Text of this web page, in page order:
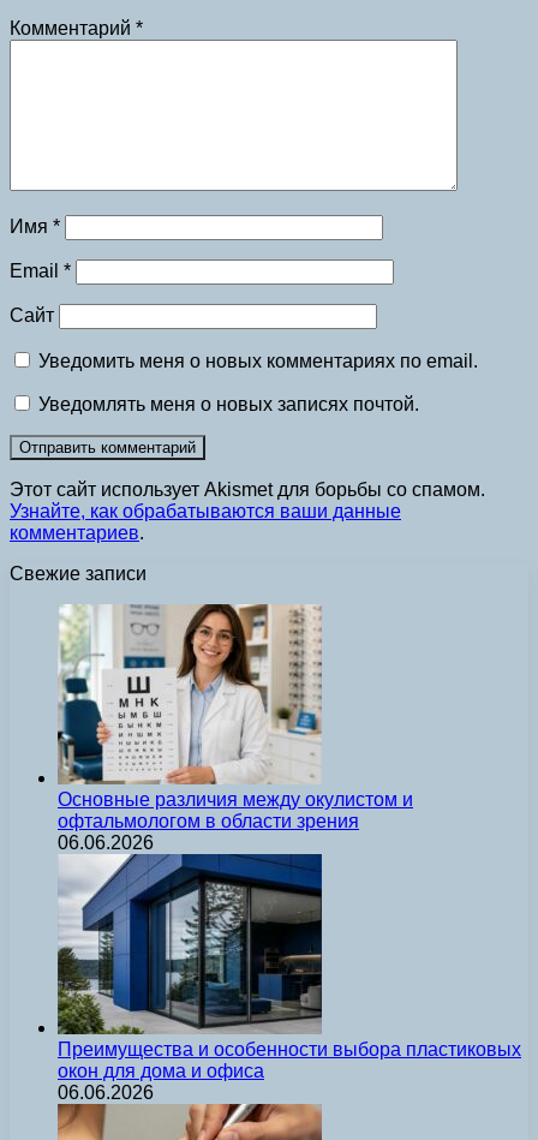
Комментарий *
Имя *
Email *
Сайт
Уведомить меня о новых комментариях по email.
Уведомлять меня о новых записях почтой.
Этот сайт использует Akismet для борьбы со спамом.
Узнайте, как обрабатываются ваши данные
комментариев.
Свежие записи
Основные различия между окулистом и
офтальмологом в области зрения
06.06.2026
Преимущества и особенности выбора пластиковых
окон для дома и офиса
06.06.2026